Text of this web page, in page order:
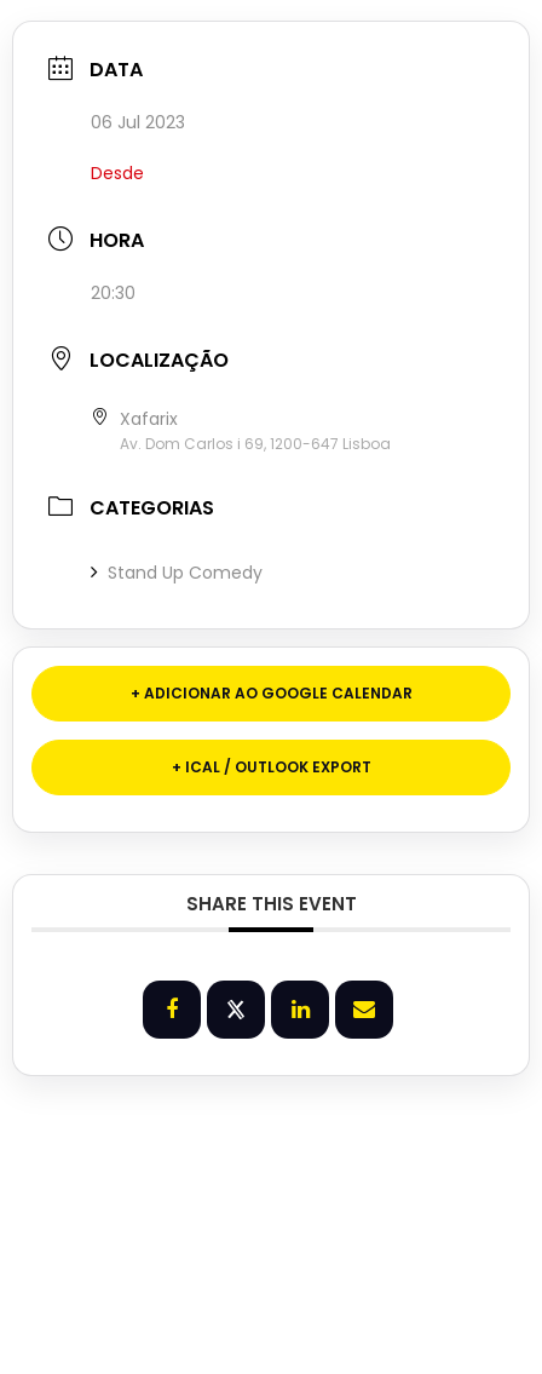
DATA
06 Jul 2023
Desde
HORA
20:30
LOCALIZAÇÃO
Xafarix
Av. Dom Carlos i 69, 1200-647 Lisboa
CATEGORIAS
Stand Up Comedy
+ ADICIONAR AO GOOGLE CALENDAR
+ ICAL / OUTLOOK EXPORT
SHARE THIS EVENT